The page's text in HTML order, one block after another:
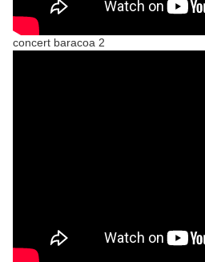
concert baracoa 2